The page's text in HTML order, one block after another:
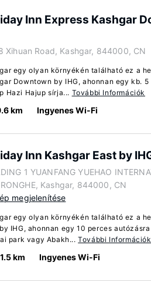
Inn Express Kashgar
Xihuan Road, Kashgar, 844000, CN
egy olyan környékén található ez a
Downtown by IHG, ahonnan egy kb.
Hazi Hajup sírja... További Információk
km Ingyenes Wi-Fi
Inn Kashgar East by
1 YUANFANG YUEHAO
Kashgar, 844000, CN
megjelenítése
egy olyan környékén található ez a
IHG, ahonnan egy 10 perces
park vagy Abakh...További Információk
km Ingyenes Wi-Fi